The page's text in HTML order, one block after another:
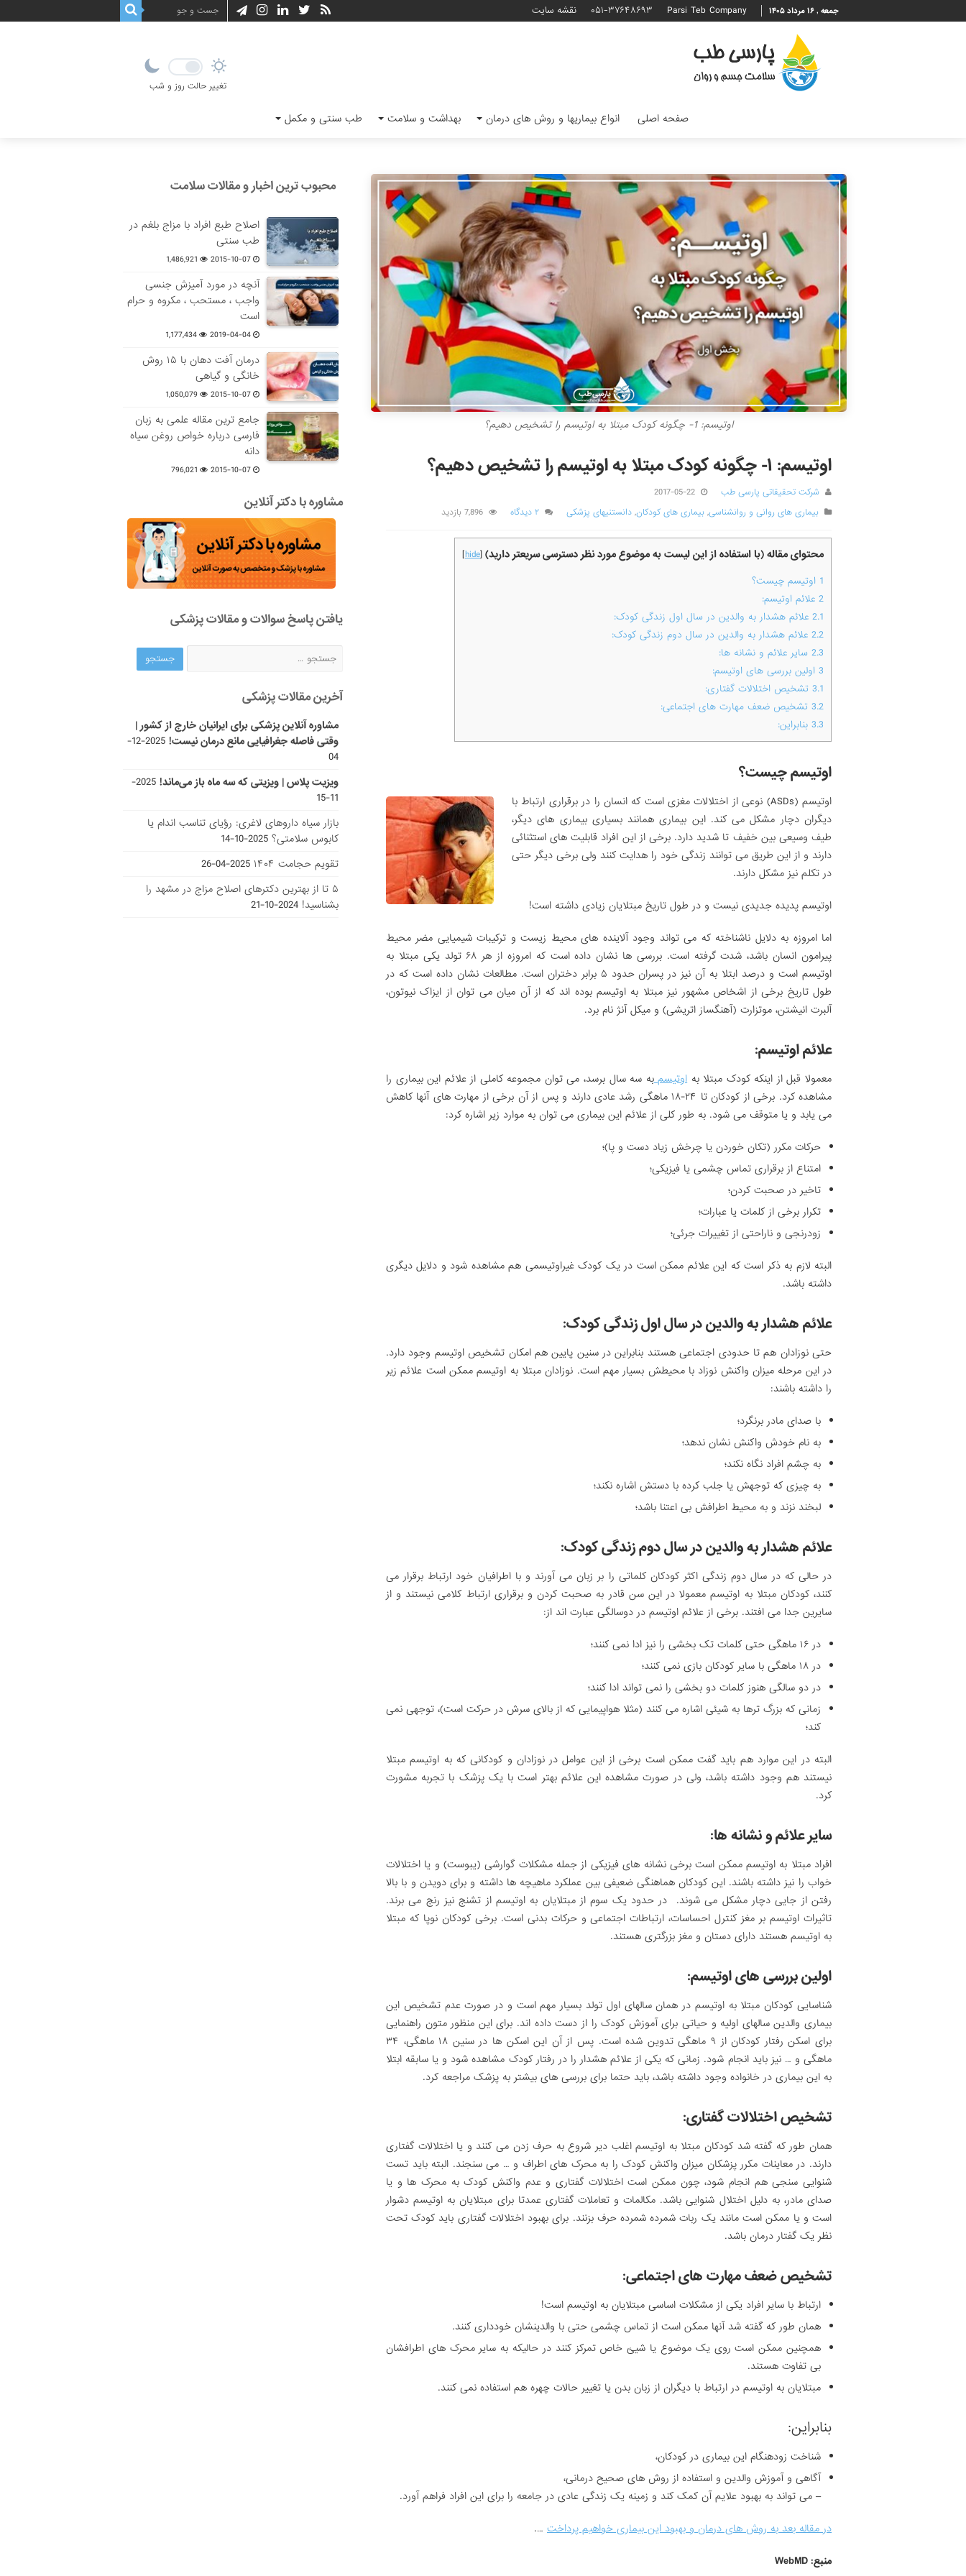
جمعه , ۱۶ مرداد ۱۴۰۵ Parsi Teb Company ۰۵۱-۳۷۶۴۸۶۹۳ نقشه سایت
تغییر حالت روز و شب
صفحه اصلی انواع بیماریها و روش های درمان بهداشت و سلامت طب سنتی و مکمل
اوتیسم: 1- چگونه کودک مبتلا به اوتیسم را تشخیص دهیم؟
اوتیسم: ۱- چگونه کودک مبتلا به اوتیسم را تشخیص دهیم؟
شرکت تحقیقاتی پارسی طب
2017-05-22
بیماری های روانی و روانشناسی, بیماری های کودکان, دانستنیهای پزشکی ۲ دیدگاه 7,896 بازدید
محتوای مقاله (با استفاده از این لیست به موضوع مورد نظر دسترسی سریعتر دارید) [
hide
]
1 اوتیسم چیست؟
2 علائم اوتیسم:
2.1 علائم هشدار به والدین در سال اول زندگی کودک:
2.2 علائم هشدار به والدین در سال دوم زندگی کودک:
2.3 سایر علائم و نشانه ها:
3 اولین بررسی های اوتیسم:
3.1 تشخیص اختلالات گفتاری:
3.2 تشخیص ضعف مهارت های اجتماعی:
3.3 بنابراین:
اوتیسم چیست؟
اوتیسم (ASDs) نوعی از اختلالات مغزی است که انسان را در برقراری ارتباط با
دیگران دچار مشکل می کند. این بیماری همانند بسیاری بیماری های دیگر،
طیف وسیعی بین خفیف تا شدید دارد. برخی از این افراد قابلیت های استثنائی
دارند و از این طریق می­ توانند زندگی خود را هدایت کنند ولی برخی دیگر حتی
در تکلم نیز مشکل دارند.
اوتیسم پدیده جدیدی نیست و در طول تاریخ مبتلایان زیادی داشته است!
اما امروزه به دلایل ناشناخته که می تواند وجود آلاینده های محیط زیست و ترکیبات شیمیایی مضر محیط
پیرامون انسان باشد، شدت گرفته است. بررسی ها نشان داده است که امروزه از هر ۶۸ تولد یکی مبتلا به
اوتیسم است و درصد ابتلا به آن نیز در پسران حدود ۵ برابر دختران است. مطالعات نشان داده است که در
طول تاریخ برخی از اشخاص مشهور نیز مبتلا به اوتیسم بوده اند که از آن میان می توان از ایزاک نیوتون،
آلبرت انیشتن، موتزارت (آهنگساز اتریشی) و میکل آنژ نام برد.
علائم اوتیسم:
معمولا قبل از اینکه کودک مبتلا بهاوتیسمبه سه سال برسد، می توان مجموعه کاملی از علائم این بیماری را
مشاهده کرد. برخی از کودکان تا ۲۴-۱۸ ماهگی رشد عادی دارند و پس از آن برخی از مهارت های آنها کاهش
می یابد و یا متوقف می شود. به طور کلی از علائم این بیماری می توان به موارد زیر اشاره کرد:
حرکات مکرر (تکان خوردن یا چرخش زیاد دست و پا)؛
امتناع از برقراری تماس چشمی یا فیزیکی؛
تاخیر در صحبت کردن؛
تکرار برخی از کلمات یا عبارات؛
زودرنجی و ناراحتی از تغییرات جرئی؛
البته لازم به ذکر است که این علائم ممکن است در یک کودک غیراوتیسمی هم مشاهده شود و دلایل دیگری
داشته باشد.
علائم هشدار به والدین در سال اول زندگی کودک:
حتی نوزادان هم تا حدودی اجتماعی هستند بنابراین در سنین پایین هم امکان تشخیص اوتیسم وجود دارد.
در این مرحله میزان واکنش نوزاد با محیطش بسیار مهم است. نوزادان مبتلا به اوتیسم ممکن است علائم زیر
را داشته باشند:
با صدای مادر برنگرد؛
به نام خودش واکنش نشان ندهد؛
به چشم افراد نگاه نکند؛
به چیزی که توجهش یا جلب کرده با دستش اشاره نکند؛
لبخند نزند و به محیط اطرافش بی اعتنا باشد؛
علائم هشدار به والدین در سال دوم زندگی کودک:
در حالی که در سال دوم زندگی اکثر کودکان کلماتی را بر زبان می آورند و با اطرافیان خود ارتباط برقرار می
کنند، کودکان مبتلا به اوتیسم معمولا در این سن قادر به صحبت کردن و برقراری ارتباط کلامی نیستند و از
سایرین جدا می افتند. برخی از علائم اوتیسم در دوسالگی عبارت اند از:
در ۱۶ ماهگی حتی کلمات تک بخشی را نیز ادا نمی کنند؛
در ۱۸ ماهگی با سایر کودکان بازی نمی کنند؛
در دو سالگی هنوز کلمات دو بخشی را نمی تواند ادا کنند؛
زمانی که بزرگ ترها به شیئی اشاره می کنند (مثلا هواپیمایی که از بالای سرش در حرکت است)، توجهی نمی
کند؛
البته در این موارد هم باید گفت ممکن است برخی از این عوامل در نوزادان و کودکانی که به اوتیسم مبتلا
نیستند هم وجود داشته باشد، ولی در صورت مشاهده این علائم بهتر است با یک پزشک با تجربه مشورت
کرد.
سایر علائم و نشانه ها:
افراد مبتلا به اوتیسم ممکن است برخی نشانه های فیزیکی از جمله مشکلات گوارشی (یبوست) و یا اختلالات
خواب را نیز داشته باشند. این کودکان هماهنگی ضعیفی بین عملکرد ماهیچه ها داشته و برای دویدن و با بالا
رفتن از جایی دچار مشکل می شوند. در حدود یک سوم از مبتلایان به اوتیسم از تشنج نیز رنج می برند.
تاثیرات اوتیسم بر مغز کنترل احساسات، ارتباطات اجتماعی و حرکات بدنی است. برخی کودکان نوپا که مبتلا
به اوتیسم هستند دارای دستان و مغز بزرگتری هستند.
اولین بررسی های اوتیسم:
شناسایی کودکان مبتلا به اوتیسم در همان سالهای اول تولد بسیار مهم است و در صورت عدم تشخیص این
بیماری والدین سالهای اولیه و حیاتی برای آموزش کودک را از دست داده اند. برای این منظور متون راهنمایی
برای اسکن رفتار کودکان از ۹ ماهگی تدوین شده است. پس از آن این اسکن ها در سنین ۱۸ ماهگی، ۳۴
ماهگی و … نیز باید انجام شود. زمانی که یکی از علائم هشدار را در رفتار کودک مشاهده شود و یا سابقه ابتلا
به این بیماری در خانواده وجود داشته باشد، باید حتما برای بررسی های بیشتر به پزشک مراجعه کرد.
تشخیص اختلالات گفتاری:
همان طور که گفته شد کودکان مبتلا به اوتیسم اغلب دیر شروع به حرف زدن می کنند و یا اختلالات گفتاری
دارند. در معاینات مکرر پزشکان میزان واکنش کودک را به محرک های اطراف و … می سنجند. البته باید تست
شنوایی سنجی هم انجام شود، چون ممکن است اختلالات گفتاری و عدم واکنش کودک به محرک ها و یا
صدای مادر، به دلیل اختلال شنوایی باشد. مکالمات و تعاملات گفتاری عمدتا برای مبتلایان به اوتیسم دشوار
است و یا ممکن است مانند یک ربات شمرده شمرده حرف بزنند. برای بهبود اختلالات گفتاری باید کودک تحت
نظر یک گفتار درمان باشد.
تشخیص ضعف مهارت های اجتماعی:
ارتباط با سایر افراد یکی از مشکلات اساسی مبتلایان به اوتیسم است!
همان طور که گفته شد آنها ممکن است از تماس چشمی حتی با والدینشان خودداری کنند.
همچنین ممکن است روی یک موضوع یا شیئ خاص تمرکز کنند در حالیکه به سایر محرک های اطرافشان
بی تفاوت هستند.
مبتلایان به اوتیسم در ارتباط با دیگران از زبان بدن یا تغییر حالات چهره هم استفاده نمی کنند.
بنابراین:
شناخت زودهنگام این بیماری در کودکان،
آگاهی و آموزش والدین و استفاده از روش های صحیح درمانی،
– می تواند به بهبود علایم آن کمک کند و زمینه یک زندگی عادی در جامعه را برای این افراد فراهم آورد.
در مقاله بعد به روش های درمان و بهبود این بیماری خواهیم پرداخت ….
منبع: WebMD
محبوب ترین اخبار و مقالات سلامت
اصلاح طبع افراد با مزاج بلغم در
طب سنتی
2015-10-07
1,486,921
آنچه در مورد آمیزش جنسی
واجب ، مستحب ، مکروه و حرام
است
2019-04-04
1,177,434
درمان آفت دهان با ۱۵ روش
خانگی و گیاهی
2015-10-07
1,050,079
جامع ترین مقاله علمی به زبان
فارسی درباره خواص روغن سیاه
دانه
2015-10-07
796,021
مشاوره با دکتر آنلاین
یافتن پاسخ سوالات و مقالات پزشکی
آخرین مقالات پزشکی
مشاوره آنلاین پزشکی برای ایرانیان خارج از کشور |
وقتی فاصله جغرافیایی مانع درمان نیست!
2025-12-
04
ویزیت پلاس | ویزیتی که سه ماه باز می‌ماند!
2025-
11-15
بازار سیاه داروهای لاغری: رؤیای تناسب اندام یا
کابوس سلامتی؟ 2025-10-14
تقویم حجامت ۱۴۰۴
2025-04-26
۵ تا از بهترین دکتر‌های اصلاح مزاج در مشهد را
بشناسید! 2024-10-21